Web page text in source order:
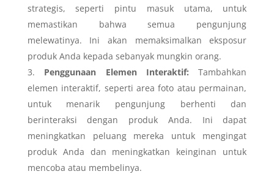
strategis, seperti pintu masuk utama, untuk
memastikan bahwa semua pengunjung
melewatinya. Ini akan memaksimalkan eksposur
produk Anda kepada sebanyak mungkin orang.
Penggunaan Elemen Interaktif: Tambahkan
elemen interaktif, seperti area foto atau permainan,
untuk menarik pengunjung berhenti dan
berinteraksi dengan produk Anda. Ini dapat
meningkatkan peluang mereka untuk mengingat
produk Anda dan meningkatkan keinginan untuk
mencoba atau membelinya.